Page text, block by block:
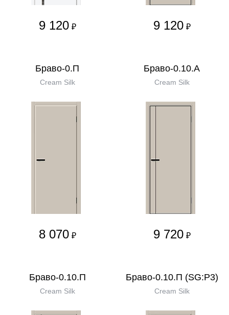
9 120 ₽ 9 120 ₽
Браво-0.П
Cream Silk
8 070 ₽
Браво-0.10.А
Cream Silk
9 720 ₽
Браво-0.10.П
Cream Silk
Браво-0.10.П (SG:P3)
Cream Silk